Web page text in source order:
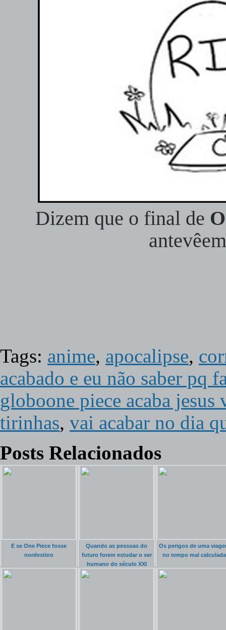
Dizem que o final de
Tags: anime, apocalipse,
acabado e eu não saber pq
globoone piece acaba jesus
tirinhas, vai acabar no dia
Posts Relacionados
E se One Piece fosse
nordestino
Quando as pessoas do
futuro forem estudar o ser
humano do século XXI
Os perigos de uma
no tempo mal calculada